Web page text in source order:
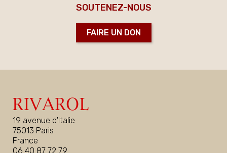
SOUTENEZ-NOUS
FAIRE UN DON
19 avenue d'Italie
75013 Paris
France
06 40 87 72 79